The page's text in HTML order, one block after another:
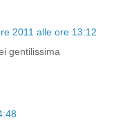
2011 alle ore 13:12
gentilissima